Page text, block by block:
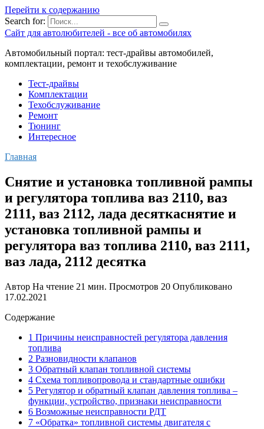
Перейти к содержанию
Search for:
Сайт для автолюбителей - все об автомобилях
Автомобильный портал: тест-драйвы автомобилей,
комплектации, ремонт и техобслуживание
Тест-драйвы
Комплектации
Техобслуживание
Ремонт
Тюнинг
Интересное
Главная
Снятие и установка топливной рампы
и регулятора топлива ваз 2110, ваз
2111, ваз 2112, лада десяткаснятие и
установка топливной рампы и
регулятора ваз топлива 2110, ваз 2111,
ваз лада, 2112 десятка
Автор На чтение 21 мин. Просмотров 20 Опубликовано
17.02.2021
Содержание
1 Причины неисправностей регулятора давления
топлива
2 Разновидности клапанов
3 Обратный клапан топливной системы
4 Схема топливопровода и стандартные ошибки
5 Регулятор и обратный клапан давления топлива –
функции, устройство, признаки неисправности
6 Возможные неисправности РДТ
7 «Обратка» топливной системы двигателя с